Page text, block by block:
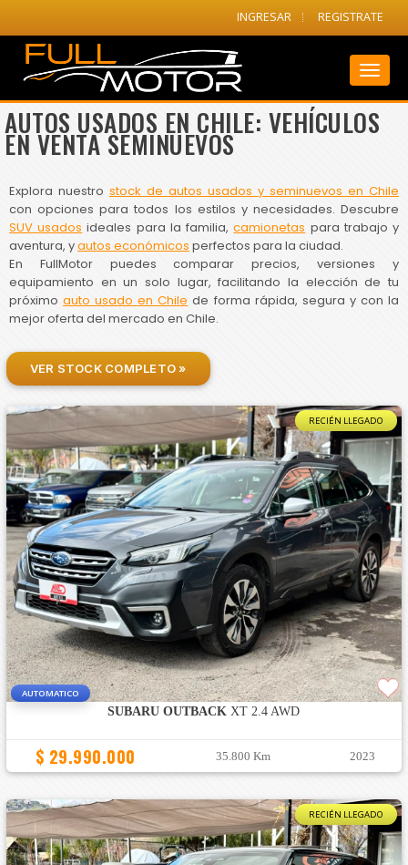
INGRESAR REGISTRATE
AUTOS USADOS EN CHILE: VEHÍCULOS
EN VENTA SEMINUEVOS
Explora nuestro stock de autos usados y seminuevos en Chile
con opciones para todos los estilos y necesidades. Descubre
SUV usados ideales para la familia,camionetas para trabajo y
aventura, yautos económicos perfectos para la ciudad.
En FullMotor puedes comparar precios, versiones y
equipamiento en un solo lugar, facilitando la elección de tu
próximoauto usado en Chile de forma rápida, segura y con la
mejor oferta del mercado en Chile.
VER STOCK COMPLETO »
RECIÉN LLEGADO
AUTOMATICO
SUBARU OUTBACK XT 2.4 AWD
$ 29.990.000 35.800 Km 2023
RECIÉN LLEGADO